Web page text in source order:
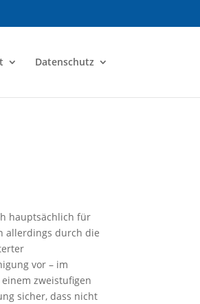
Datenschutz
hauptsächlich für
allerdings durch die
vor – im
zweistufigen
sicher, dass nicht